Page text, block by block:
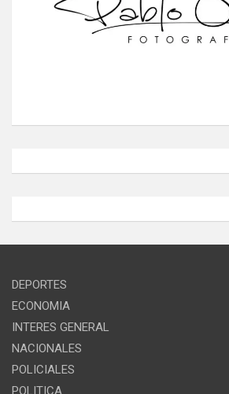
DEPORTES
ECONOMIA
INTERES GENERAL
NACIONALES
POLICIALES
POLITICA